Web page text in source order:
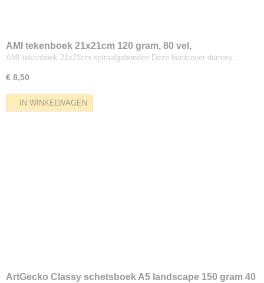
AMI tekenboek 21x21cm 120 gram, 80 vel,
spiraalgebonden
AMI tekenboek 21x21cm spiraalgebonden Deze hardcover dummy…
€ 8,50
IN WINKELWAGEN
ArtGecko Classy schetsboek A5 landscape 150 gram 40